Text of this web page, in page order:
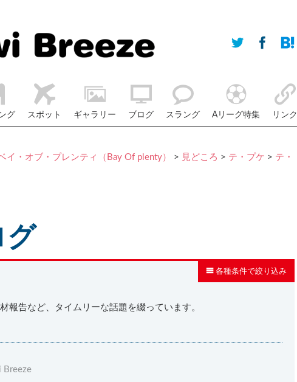
グ スポット ギャラリー ブログ スラング Aリーグ特集 リンク
イ・オブ・プレンティ（Bay Of plenty） > 見どころ > テ・プケ > テ・
グ
各種条件で絞り込み
報告など、タイムリーな話題を綴っています。
Breeze